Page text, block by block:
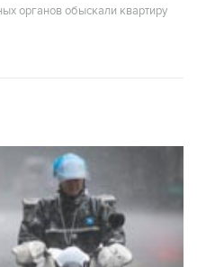
органов обыскали квартиру